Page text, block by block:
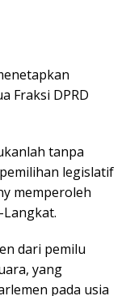
Fraksi DPRD
tanpa
legislatif
memperoleh
Langkat.
dari pemilu
yang
pada usia